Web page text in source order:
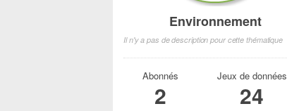
Environnement
Il n'y a pas de description pour cette thématique
Abonnés
2
Jeux de données
24